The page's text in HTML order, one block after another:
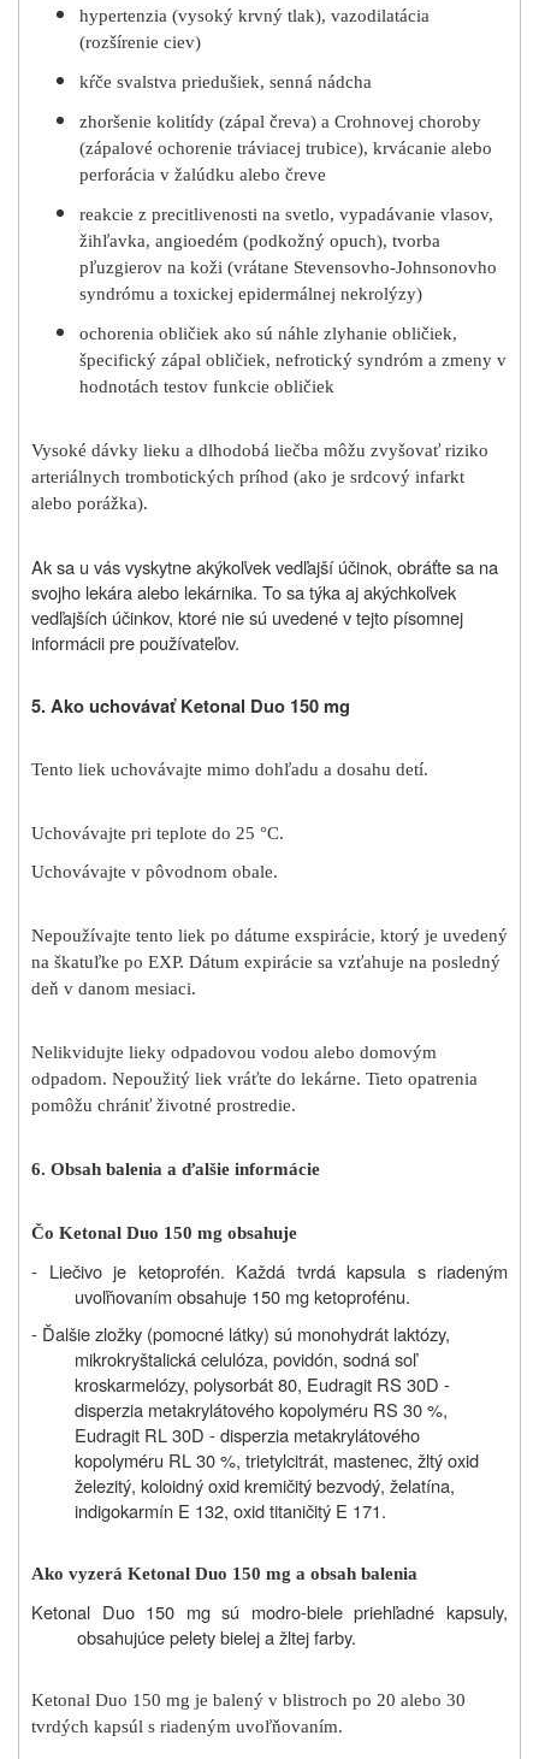
hypertenzia (vysoký krvný tlak), vazodilatácia
(rozšírenie ciev)
kŕče svalstva priedušiek, senná nádcha
zhoršenie kolitídy (zápal čreva) a Crohnovej choroby
(zápalové ochorenie tráviacej trubice), krvácanie alebo
perforácia v žalúdku alebo čreve
reakcie z precitlivenosti na svetlo, vypadávanie vlasov,
žihľavka, angioedém (podkožný opuch), tvorba
pľuzgierov na koži (vrátane Stevensovho-Johnsonovho
syndrómu a toxickej epidermálnej nekrolýzy)
ochorenia obličiek ako sú náhle zlyhanie obličiek,
špecifický zápal obličiek, nefrotický syndróm a zmeny v
hodnotách testov funkcie obličiek
Vysoké dávky lieku a dlhodobá liečba môžu zvyšovať riziko
arteriálnych trombotických príhod (ako je srdcový infarkt
alebo porážka).
Ak sa u vás vyskytne akýkoľvek vedľajší účinok, obráťte sa na
svojho lekára alebo lekárnika. To sa týka aj akýchkoľvek
vedľajších účinkov, ktoré nie sú uvedené v tejto písomnej
informácii pre používateľov.
5. Ako uchovávať Ketonal Duo 150 mg
Tento liek uchovávajte mimo dohľadu a dosahu detí.
Uchovávajte pri teplote do 25 °C.
Uchovávajte v pôvodnom obale.
Nepoužívajte tento liek po dátume exspirácie, ktorý je uvedený
na škatuľke po EXP. Dátum expirácie sa vzťahuje na posledný
deň v danom mesiaci.
Nelikvidujte lieky odpadovou vodou alebo domovým
odpadom. Nepoužitý liek vráťte do lekárne. Tieto opatrenia
pomôžu chrániť životné prostredie.
6. Obsah balenia a ďalšie informácie
Čo Ketonal Duo 150 mg obsahuje
- Liečivo je ketoprofén. Každá tvrdá kapsula s riadeným
uvoľňovaním obsahuje 150 mg ketoprofénu.
- Ďalšie zložky (pomocné látky) sú monohydrát laktózy,
mikrokryštalická celulóza, povidón, sodná soľ
kroskarmelózy, polysorbát 80, Eudragit RS 30D -
disperzia metakrylátového kopolyméru RS 30 %,
Eudragit RL 30D - disperzia metakrylátového
kopolyméru RL 30 %, trietylcitrát, mastenec, žltý oxid
železitý, koloidný oxid kremičitý bezvodý, želatína,
indigokarmín E 132, oxid titaničitý E 171.
Ako vyzerá Ketonal Duo 150 mg a obsah balenia
Ketonal Duo 150 mg sú modro-biele priehľadné kapsuly,
obsahujúce pelety bielej a žltej farby.
Ketonal Duo 150 mg je balený v blistroch po 20 alebo 30
tvrdých kapsúl s riadeným uvoľňovaním.